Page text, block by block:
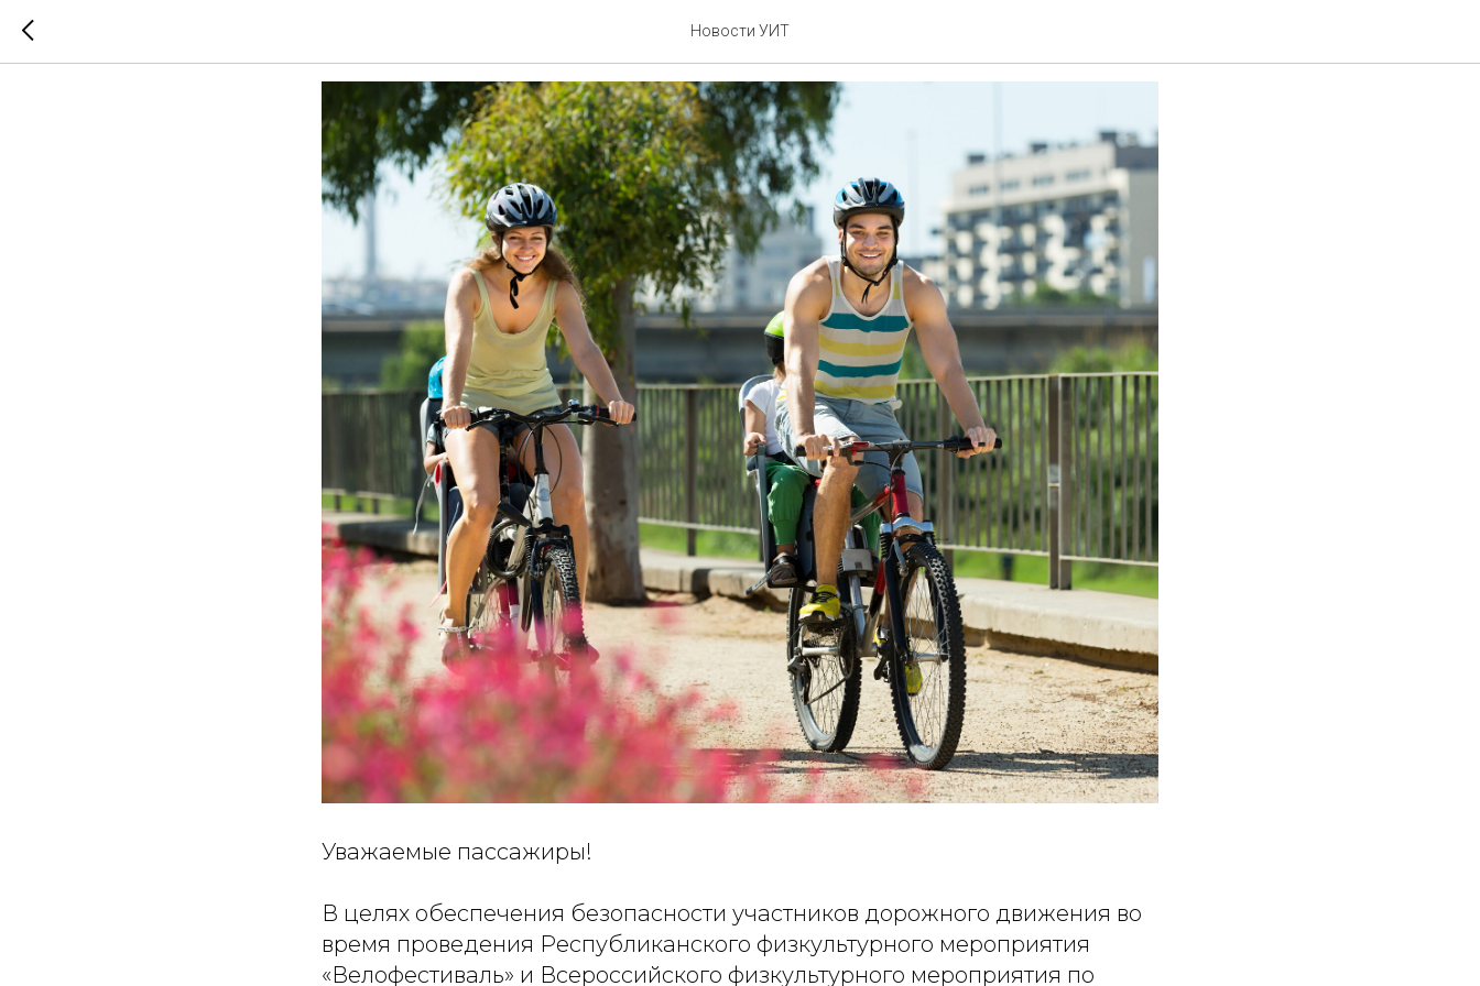
Новости УИТ
Уважаемые пассажиры!
В целях обеспечения безопасности участников дорожного движения во
время проведения Республиканского физкультурного мероприятия
«Велофестиваль» и Всероссийского физкультурного мероприятия по